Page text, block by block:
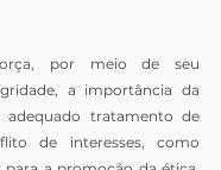
por meio de seu
a importância da
adequado tratamento de
de interesses, como